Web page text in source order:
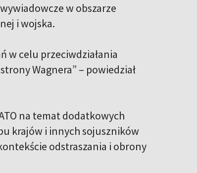
w obszarze
i wojska.
w celu przeciwdziałania
Wagnera” – powiedział
na temat dodatkowych
krajów i innych sojuszników
odstraszania i obrony